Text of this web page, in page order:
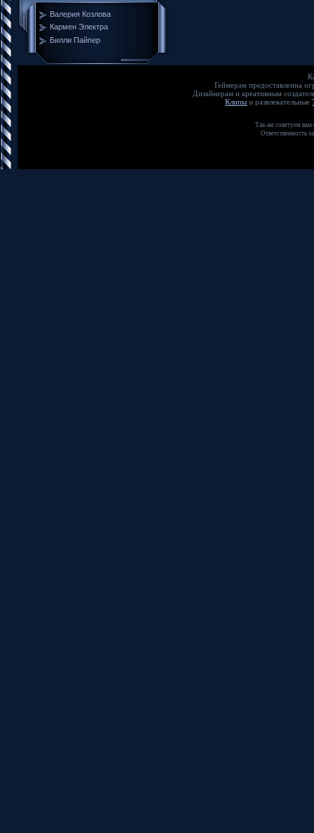
Валерия Козлова
Кармен Электра
Билли Пайпер
Геймерам предоставленна
Дизайнерам и креативным
Клипы и развлекательные
Так-же советуем
Ответственность